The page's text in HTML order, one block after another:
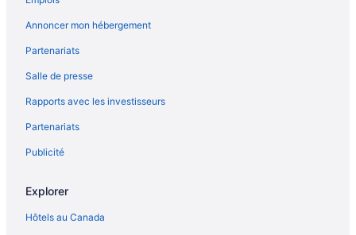
Annoncer mon hébergement
Partenariats
Salle de presse
Rapports avec les investisseurs
Partenariats
Publicité
Explorer
Hôtels au Canada